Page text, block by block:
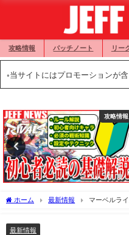
攻略情報 パッチノート リー
◦当サイトにはプロモーションが
基本情報
ホーム 最新情報 マーベルラ
最新情報